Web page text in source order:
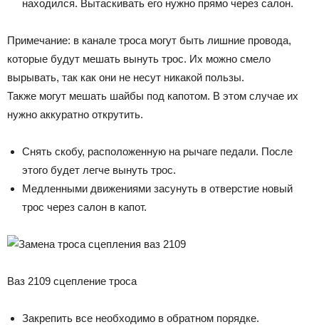
находился. Вытаскивать его нужно прямо через салон.
Примечание: в канале троса могут быть лишние провода,
которые будут мешать вынуть трос. Их можно смело
вырывать, так как они не несут никакой пользы.
Также могут мешать шайбы под капотом. В этом случае их
нужно аккуратно открутить.
Снять скобу, расположенную на рычаге педали. После
этого будет легче вынуть трос.
Медленными движениями засунуть в отверстие новый
трос через салон в капот.
Ваз 2109 сцепление троса
Закрепить все необходимо в обратном порядке.